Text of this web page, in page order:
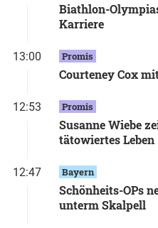
Biathlon-
Karriere
13:00 Promis
Courteney Cox
12:53 Promis
Susanne Wiebe
tätowiertes Leben
12:47 Bayern
Schönheits-OPs
unterm Skalpell